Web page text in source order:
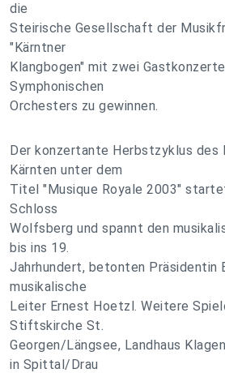
die
Steirische Gesellschaft der
"Kärntner
Klangbogen" mit zwei
Symphonischen
Orchesters zu gewinnen.
Der konzertante Herbstzyklus des
Kärnten unter dem
Titel "Musique Royale 2003"
Schloss
Wolfsberg und spannt den
bis ins 19.
Jahrhundert, betonten Präsidentin
musikalische
Leiter Ernest Hoetzl. Weitere
Stiftskirche St.
Georgen/Längsee, Landhaus
in Spittal/Drau